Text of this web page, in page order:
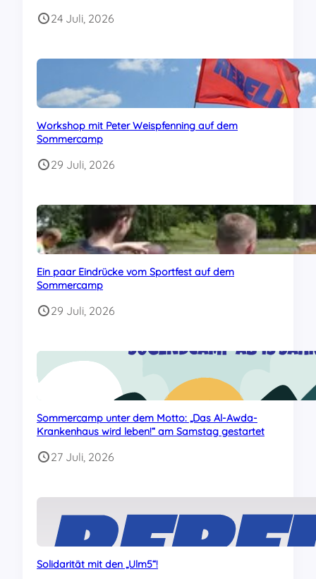
24 Juli, 2026
Workshop mit Peter Weispfenning auf dem
Sommercamp
29 Juli, 2026
Ein paar Eindrücke vom Sportfest auf dem
Sommercamp
29 Juli, 2026
Sommercamp unter dem Motto: „Das Al-Awda-
Krankenhaus wird leben!“ am Samstag gestartet
27 Juli, 2026
Solidarität mit den „Ulm5“!